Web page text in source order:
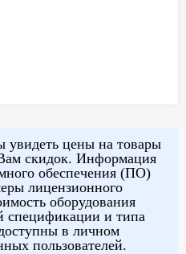
увидеть цены на товары
скидок. Информация
обеспечения (ПО)
лицензионного
оборудования
спецификации и типа
в личном
пользователей.